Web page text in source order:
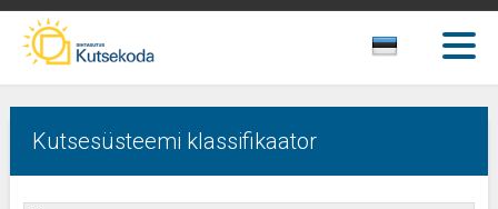
Kutsesüsteemi klassifikaator